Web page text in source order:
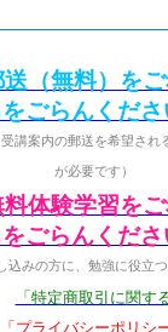
（無料）を
ごらんくださ
受講案内の郵送を希望さ
が必要です）
体験学習を
ごらんくださ
込みの方に、勉強に役立
「特定商取引に関す
「プライバシーポリシ